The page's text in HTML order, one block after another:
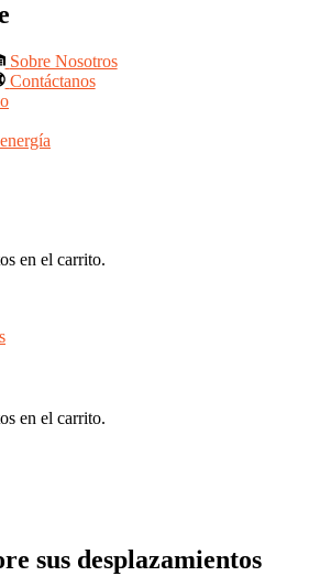
Sobre Nosotros
Contáctanos
en el carrito.
en el carrito.
sus desplazamientos